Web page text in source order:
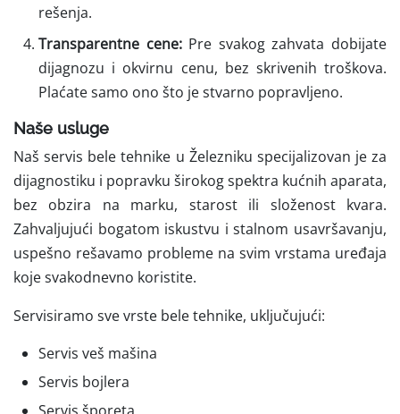
rešenja.
Transparentne cene:Pre svakog zahvata dobijate
dijagnozu i okvirnu cenu, bez skrivenih troškova.
Plaćate samo ono što je stvarno popravljeno.
Naše usluge
Naš servis bele tehnike u Železniku specijalizovan je za
dijagnostiku i popravku širokog spektra kućnih aparata,
bez obzira na marku, starost ili složenost kvara.
Zahvaljujući bogatom iskustvu i stalnom usavršavanju,
uspešno rešavamo probleme na svim vrstama uređaja
koje svakodnevno koristite.
Servisiramo sve vrste bele tehnike, uključujući:
Servis veš mašina
Servis bojlera